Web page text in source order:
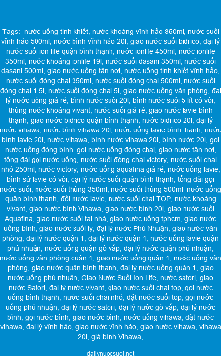
Tags: nước uống tinh khiết, nước khoáng vĩnh hảo 350ml, nước suối
vĩnh hảo 500ml, nước bình vĩnh hảo 20l, giao nước suối bidrico, đại lý
nước suối ion life quận bình thạnh, nước ionlife 450ml, nước ionlife
350ml, nước khoáng ionlife 19l, nước suối dasani 350ml, nước suối
dasani 500ml, giao nước uống tận nơi, nước uống tinh khiết vĩnh hảo,
nước suối đóng chai 350ml, nước suối đóng chai 500ml, nước suối
đóng chai 1.5l, nước suối đóng chai 5l, giao nước uống văn phòng, đại
lý nước uống giá rẻ, bình nước suối 20l, bình nước suối 5 lít có vòi,
thùng nước khoáng vivant, nước suối giá rẻ, giao nước lavie bình
thạnh, giao nước bidrico quận bình thạnh, nước bidrico 20l, đại lý
nước vihawa, nước bình vihawa 20l, nước uống lavie bình thạnh, nước
bình lavie 20l, nước vihawa, bình nước vihawa 20l, bình nước 20l, gọi
nước uống đóng bình, gọi nước uống đóng chai, giao nước tận nơi,
tổng đài gọi nước uống, nước suối đóng chai victory, nước suối chai
nhỏ 250ml, nước victory, nước uống aquafina giá rẻ, nước uống lavie,
bình sứ lavie có vòi, đại lý nước suối quận bình thạnh, tổng đài gọi
nước suối, nước suối thùng 350ml, nước suối thùng 500ml, nước uống
quận bình thạnh, đổi nước lavie, nước suối chai TOP, nước khoáng
vivant, giao nước bình Vihawa, giao nước bình 20l, giao nước suối
Aquafina, giao nước suối tại nhà, giao nước uống tphcm, giao nước
uống bình, giao nước suối ly, đại lý nước Phú Nhuận, giao nước văn
phòng, đại lý nước quận 1, đại lý nước quận 1, nước uống lavie quận
phú nhuận, nước uống quận gò vấp, đại lý nước quận phú nhuận,
nước uống văn phòng quận 1, giao nước uống quận 1, nước uống văn
phòng, giao nước quận bình thạnh, đại lý nước uống quận 1, giao
nước uống phú nhuận, Giao Nước Suối Ion Life, nước satori, giao
nước Satori, đại lý nước vivant, giao nước suối chai top, gọi nước
uống bình thạnh, nước suối chai nhỏ, đặt nước suối top, gọi nước
uống phú nhuận, đại lý nước satori, đại lý nước gò vấp, đại lý nước
bình, gọi nước bình, giao nước bình, nước uống vihawa, đặt nước
vihawa, đại lý vĩnh hảo, giao nước vĩnh hảo, giao nước vihawa, vihawa
20l, giá bình Vihawa,
dailynuocsuoi.net